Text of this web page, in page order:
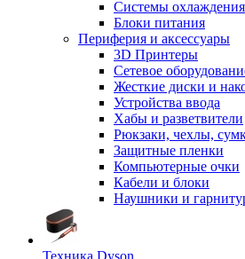
Системы охлаждения
Блоки питания
Периферия и аксессуары
3D Принтеры
Сетевое
Жесткие диски и
Устройства ввода
Хабы и разветвители
Рюкзаки, чехлы,
Защитные пленки
Компьютерные очки
Кабели и блоки
Наушники и
Техника Dyson